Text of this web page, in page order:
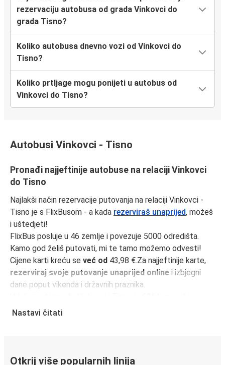
rezervaciju autobusa od grada Vinkovci do
grada Tisno?
Koliko autobusa dnevno vozi od Vinkovci do
Tisno?
Koliko prtljage mogu ponijeti u autobus od
Vinkovci do Tisno?
Autobusi Vinkovci - Tisno
Pronađi najjeftinije autobuse na relaciji Vinkovci
do Tisno
Najlakši način rezervacije putovanja na relaciji Vinkovci -
Tisno je s FlixBusom - a kada rezerviraš unaprijed, možeš
i uštedjeti!
FlixBus posluje u 46 zemlje i povezuje 5000 odredišta.
Kamo god želiš putovati, mi te tamo možemo odvesti!
Cijene karti kreću se već od 43,98 €.Za najjeftinije karte,
rezerviraj svoje putovanje unaprijed online i izbjegni
dane poput vikenda i državnih praznika.
najbrža vožnja traje samo
putovanje.
Nastavi čitati
Otkrij više popularnih linija